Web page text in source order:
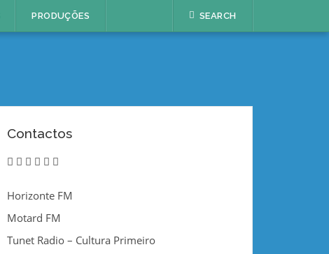
PRODUÇÕES SEARCH
Contactos
twitter
instagram
linkedin
vimeo
youtube
email
Horizonte FM
Motard FM
Tunet Radio – Cultura Primeiro